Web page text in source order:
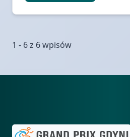
1 - 6 z 6 wpisów